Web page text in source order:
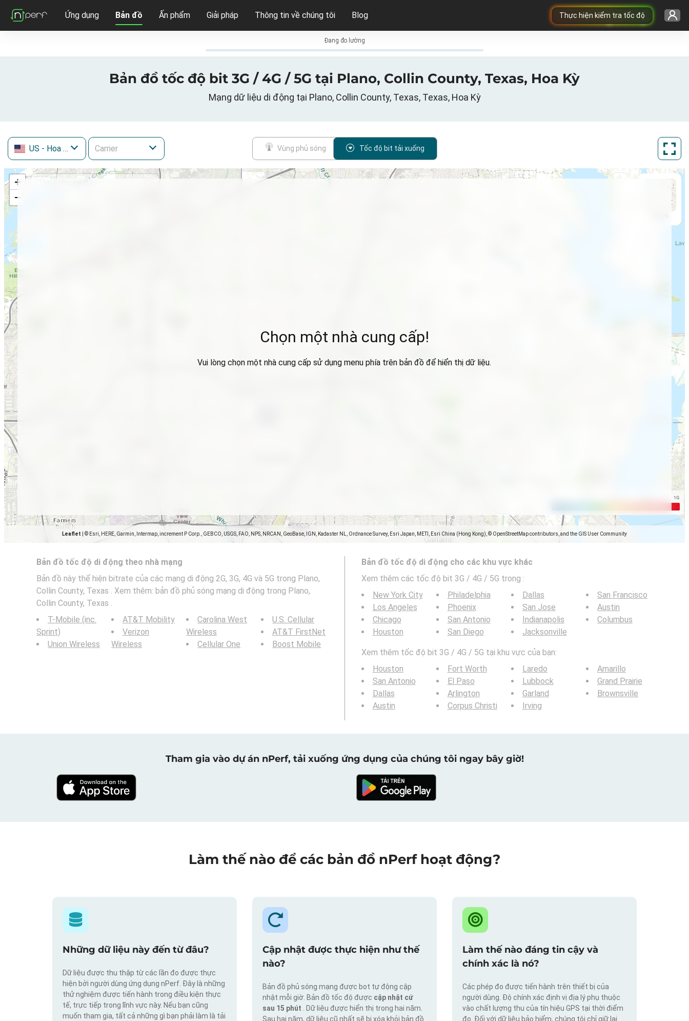
Thực hiện kiểm tra tốc độ
Ứng dụng Bản đồ Ấn phẩm Giải pháp Thông tin về chúng tôi Blog
Đang đo lường
Bản đồ tốc độ bit 3G / 4G / 5G tại Plano, Collin County, Texas, Hoa Kỳ
Mạng dữ liệu di động tại Plano, Collin County, Texas, Texas, Hoa Kỳ
US - Hoa Kỳ Vùng phủ sóng Tốc độ bit tải xuống
+
−
Leaflet © Esri, HERE, Garmin, Intermap, increment P Corp., GEBCO, USGS, FAO, NPS, NRCAN, GeoBase, IGN, Kadaster NL, Ordnance Survey, Esri Japan, METI, Esri China (Hong Kong), © OpenStreetMap contributors, and the GIS User Community
Chọn một nhà cung cấp!
Vui lòng chọn một nhà cung cấp sử dụng menu phía trên bản đồ để hiển thị dữ liệu.
Bản đồ tốc độ di động theo nhà mạng
Bản đồ này thể hiện bitrate của các mạng di động 2G, 3G, 4G và 5G trong Plano,
Collin County, Texas . Xem thêm: bản đồ phủ sóng mạng di động trong Plano,
Collin County, Texas .
T-Mobile (inc.
Sprint)
Union Wireless
AT&T Mobility
Verizon
Wireless
Carolina West
Wireless
Cellular One
U.S. Cellular
AT&T FirstNet
Boost Mobile
Bản đồ tốc độ di động cho các khu vực khác
Xem thêm các tốc độ bit 3G / 4G / 5G trong :
New York City
Los Angeles
Chicago
Houston
Philadelphia
Phoenix
San Antonio
San Diego
Dallas
San Jose
Indianapolis
Jacksonville
San Francisco
Austin
Columbus
Xem thêm tốc độ bit 3G / 4G / 5G tại khu vực của bạn:
Houston
San Antonio
Dallas
Austin
Fort Worth
El Paso
Arlington
Corpus Christi
Laredo
Lubbock
Garland
Irving
Amarillo
Grand Prairie
Brownsville
Tham gia vào dự án nPerf, tải xuống ứng dụng của chúng tôi ngay bây giờ!
Làm thế nào để các bản đồ nPerf hoạt động?
Những dữ liệu này đến từ đâu?
Dữ liệu được thu thập từ các lần đo được thực
hiện bởi người dùng ứng dụng nPerf. Đây là những
thử nghiệm được tiến hành trong điều kiện thực
tế, trực tiếp trong lĩnh vực này. Nếu bạn cũng
muốn tham gia, tất cả những gì bạn phải làm là tải
Cập nhật được thực hiện như thế
nào?
Bản đồ phủ sóng mạng được bot tự động cập
nhật mỗi giờ. Bản đồ tốc độ được cập nhật cứ
sau 15 phút
. Dữ liệu được hiển thị trong hai năm.
Sau hai năm, dữ liệu cũ nhất sẽ bị xóa khỏi bản đồ
Làm thế nào đáng tin cậy và
chính xác là nó?
Các phép đo được tiến hành trên thiết bị của
người dùng. Độ chính xác định vị địa lý phụ thuộc
vào chất lượng thu của tín hiệu GPS tại thời điểm
đo. Đối với dữ liệu bảo hiểm, chúng tôi chỉ giữ lại